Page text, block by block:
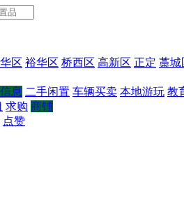
区 裕华区 桥西区 高新区 正定 藁城
息 二手闲置 车辆买卖 本地游玩 教
求购 商铺
点赞